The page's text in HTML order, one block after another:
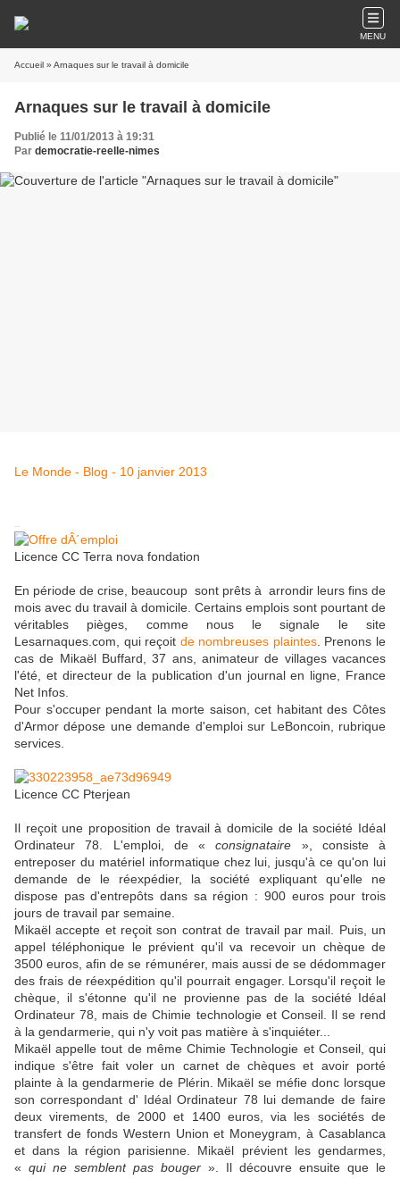
MENU
Accueil » Arnaques sur le travail à domicile
Arnaques sur le travail à domicile
Publié le 11/01/2013 à 19:31
Par democratie-reelle-nimes
Le Monde - Blog - 10 janvier 2013
Licence CC Terra nova fondation
En période de crise, beaucoup sont prêts à arrondir leurs fins de
mois avec du travail à domicile. Certains emplois sont pourtant de
véritables pièges, comme nous le signale le site
Lesarnaques.com, qui reçoit de nombreuses plaintes. Prenons le
cas de Mikaël Buffard, 37 ans, animateur de villages vacances
l'été, et directeur de la publication d'un journal en ligne, France
Net Infos.
Pour s'occuper pendant la morte saison, cet habitant des Côtes
d'Armor dépose une demande d'emploi sur LeBoncoin, rubrique
services.
Licence CC Pterjean
Il reçoit une proposition de travail à domicile de la société Idéal
Ordinateur 78. L'emploi, de «consignataire », consiste à
entreposer du matériel informatique chez lui, jusqu'à ce qu'on lui
demande de le réexpédier, la société expliquant qu'elle ne
dispose pas d'entrepôts dans sa région : 900 euros pour trois
jours de travail par semaine.
Mikaël accepte et reçoit son contrat de travail par mail. Puis, un
appel téléphonique le prévient qu'il va recevoir un chèque de
3500 euros, afin de se rémunérer, mais aussi de se dédommager
des frais de réexpédition qu'il pourrait engager. Lorsqu'il reçoit le
chèque, il s'étonne qu'il ne provienne pas de la société Idéal
Ordinateur 78, mais de Chimie technologie et Conseil. Il se rend
à la gendarmerie, qui n'y voit pas matière à s'inquiéter...
Mikaël appelle tout de même Chimie Technologie et Conseil, qui
indique s'être fait voler un carnet de chèques et avoir porté
plainte à la gendarmerie de Plérin. Mikaël se méfie donc lorsque
son correspondant d' Idéal Ordinateur 78 lui demande de faire
deux virements, de 2000 et 1400 euros, via les sociétés de
transfert de fonds Western Union et Moneygram, à Casablanca
et dans la région parisienne. Mikaël prévient les gendarmes,
« qui ne semblent pas bouger ». Il découvre ensuite que le